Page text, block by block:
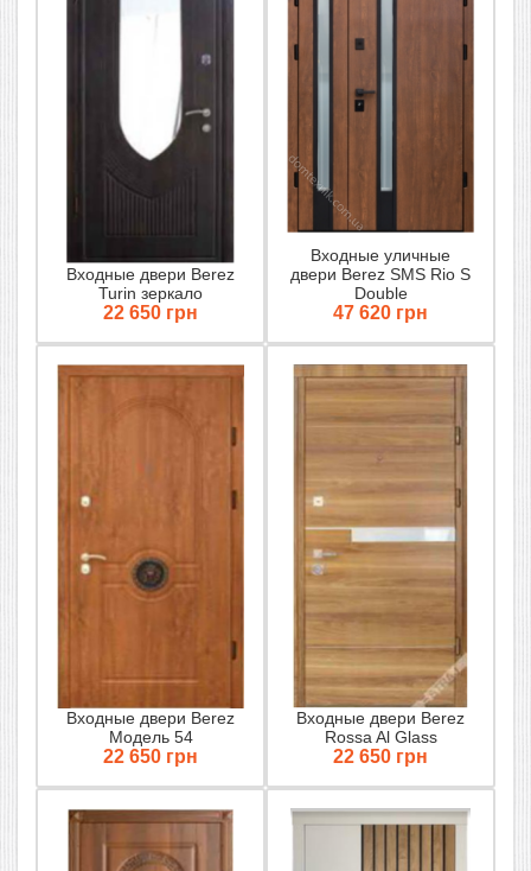
Входные двери Berez
Turin зеркало
22 650 грн
Входные уличные
двери Berez SMS Rio S
Double
47 620 грн
Входные двери Berez
Модель 54
22 650 грн
Входные двери Berez
Rossa Al Glass
22 650 грн